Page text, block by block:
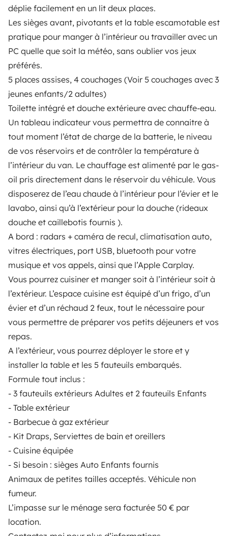
déplie facilement en un lit deux places.
Les sièges avant, pivotants et la table escamotable est
pratique pour manger à l’intérieur ou travailler avec un
PC quelle que soit la météo, sans oublier vos jeux
préférés.
5 places assises, 4 couchages (Voir 5 couchages avec 3
jeunes enfants/2 adultes)
Toilette intégré et douche extérieure avec chauffe-eau.
Un tableau indicateur vous permettra de connaitre à
tout moment l’état de charge de la batterie, le niveau
de vos réservoirs et de contrôler la température à
l’intérieur du van. Le chauffage est alimenté par le gas-
oil pris directement dans le réservoir du véhicule. Vous
disposerez de l’eau chaude à l’intérieur pour l’évier et le
lavabo, ainsi qu’à l’extérieur pour la douche (rideaux
douche et caillebotis fournis ).
A bord : radars + caméra de recul, climatisation auto,
vitres électriques, port USB, bluetooth pour votre
musique et vos appels, ainsi que l’Apple Carplay.
Vous pourrez cuisiner et manger soit à l’intérieur soit à
l’extérieur. L’espace cuisine est équipé d’un frigo, d’un
évier et d’un réchaud 2 feux, tout le nécessaire pour
vous permettre de préparer vos petits déjeuners et vos
repas.
A l’extérieur, vous pourrez déployer le store et y
installer la table et les 5 fauteuils embarqués.
Formule tout inclus :
- 3 fauteuils extérieurs Adultes et 2 fauteuils Enfants
- Table extérieur
- Barbecue à gaz extérieur
- Kit Draps, Serviettes de bain et oreillers
- Cuisine équipée
- Si besoin : sièges Auto Enfants fournis
Animaux de petites tailles acceptés. Véhicule non
fumeur.
L’impasse sur le ménage sera facturée 50 € par
location.
llave en mano para unas vacaciones en total libertad y
seguridad.
3.84/5 sobre 1170 opiniones de usuarios en Trusted
Shops
Instagram
X PinterestFacebook
ALQUILER AUTOCARAVANAS
¿Cómo funciona?
Tus primeros pasos en autocaravana
Las opiniones de nuestros usuarios
Ayuda viajero
PROPIETARIOS
Anunciar un vehículo
Contrato de alquiler
Seguros de alquiler
Asistencias de alquiler
Ayuda propietario
Medios de pago seguros Pago en varios plazos
Descargar en
App Store
Disponible en
Google Play